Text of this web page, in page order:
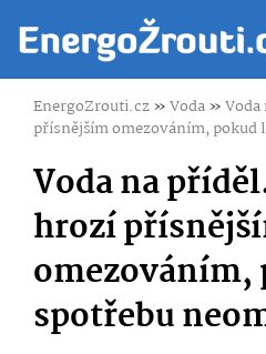
EnergoZrouti.cz»Voda»
přísnějším omezováním, pokud
Voda na
hrozí
omezováním,
spotřebu